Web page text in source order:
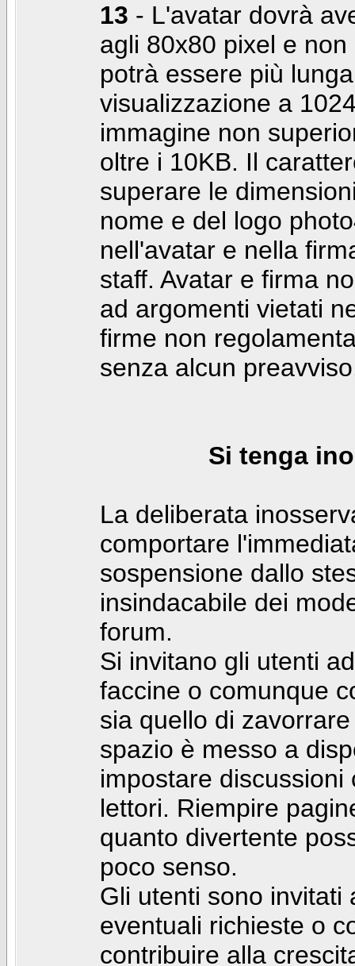
13 - L'avatar dovrà
agli 80x80 pixel e
potrà essere più
visualizzazione a
immagine non
oltre i 10KB. Il
superare le
nome e del logo
nell'avatar e nella
staff. Avatar e firma
ad argomenti vietati
firme non
senza alcun
Si tenga
La deliberata
comportare
sospensione dallo
insindacabile dei
forum.
Si invitano gli utenti
faccine o comunque
sia quello di
spazio è messo a
impostare
lettori. Riempire
quanto divertente
poco senso.
Gli utenti sono invitati
eventuali richieste o
contribuire alla